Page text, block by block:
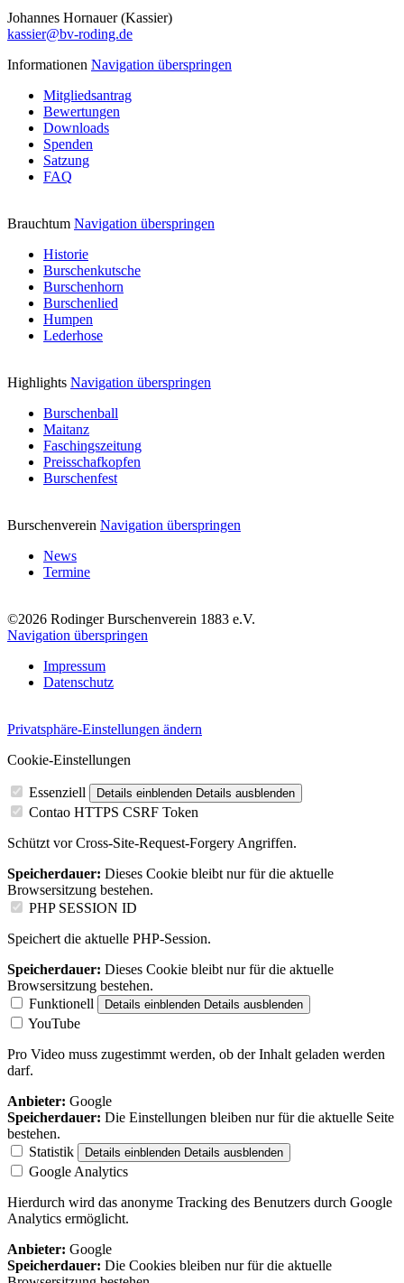
Johannes Hornauer (Kassier)
kassier@bv-roding.de
Informationen Navigation überspringen
Mitgliedsantrag
Bewertungen
Downloads
Spenden
Satzung
FAQ
Brauchtum Navigation überspringen
Historie
Burschenkutsche
Burschenhorn
Burschenlied
Humpen
Lederhose
Highlights Navigation überspringen
Burschenball
Maitanz
Faschingszeitung
Preisschafkopfen
Burschenfest
Burschenverein Navigation überspringen
News
Termine
©2026 Rodinger Burschenverein 1883 e.V.
Navigation überspringen
Impressum
Datenschutz
Privatsphäre-Einstellungen ändern
Cookie-Einstellungen
Essenziell Details einblenden Details ausblenden
Contao HTTPS CSRF Token
Schützt vor Cross-Site-Request-Forgery Angriffen.
Speicherdauer: Dieses Cookie bleibt nur für die aktuelle
Browsersitzung bestehen.
PHP SESSION ID
Speichert die aktuelle PHP-Session.
Speicherdauer: Dieses Cookie bleibt nur für die aktuelle
Browsersitzung bestehen.
Funktionell
Details einblenden Details ausblenden
YouTube
Pro Video muss zugestimmt werden, ob der Inhalt geladen werden
darf.
Anbieter: Google
Speicherdauer: Die Einstellungen bleiben nur für die aktuelle Seite
bestehen.
Statistik
Details einblenden Details ausblenden
Google Analytics
Hierdurch wird das anonyme Tracking des Benutzers durch Google
Analytics ermöglicht.
Anbieter: Google
Speicherdauer: Die Cookies bleiben nur für die aktuelle